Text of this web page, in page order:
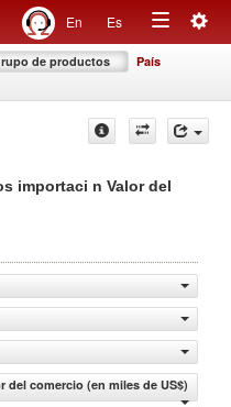
En Es
Toggle
de productos País
importaci n Valor del
del comercio (en miles de US$)